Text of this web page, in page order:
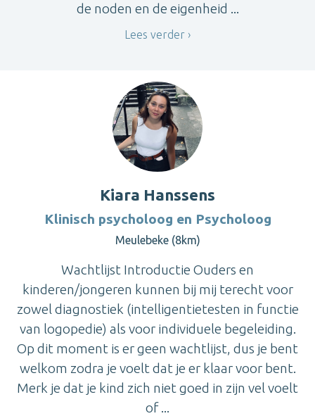
de noden en de eigenheid ...
Lees verder
Kiara Hanssens
Klinisch psycholoog en Psycholoog
Meulebeke (8km)
Wachtlijst Introductie Ouders en
kinderen/jongeren kunnen bij mij terecht voor
zowel diagnostiek (intelligentietesten in functie
van logopedie) als voor individuele begeleiding.
Op dit moment is er geen wachtlijst, dus je bent
welkom zodra je voelt dat je er klaar voor bent.
Merk je dat je kind zich niet goed in zijn vel voelt
of ...